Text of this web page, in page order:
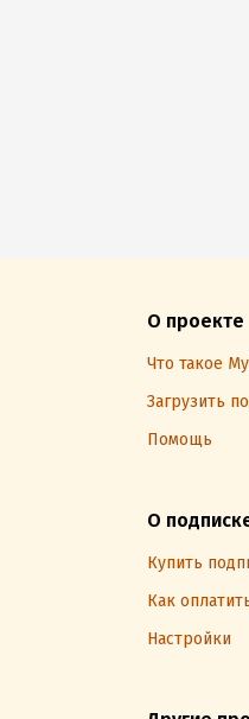
О проекте
Что такое
Загрузить
Помощь
О
Купить
Как
Настройки